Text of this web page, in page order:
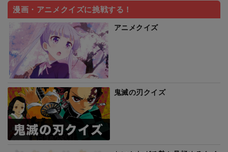
漫画・アニメクイズに挑戦する！
アニメクイズ
鬼滅の刃クイズ